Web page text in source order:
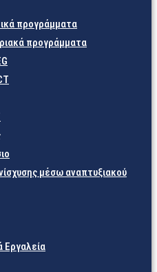
προγράμματα
προγράμματα
μέσω αναπτυξιακού
Εργαλεία